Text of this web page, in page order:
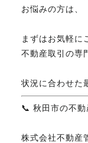
お悩みの方は、
まずはお気軽に
不動産取引の専
状況に合わせた
📞 秋田市の不動
株式会社不動産